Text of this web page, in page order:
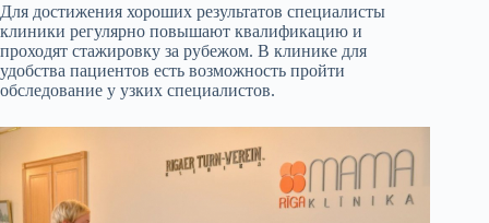
Для достижения хороших результатов специалисты
клиники регулярно повышают квалификацию и
проходят стажировку за рубежом. В клинике для
удобства пациентов есть возможность пройти
обследование у узких специалистов.